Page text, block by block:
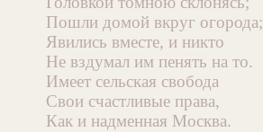
Пошли домой вкруг огорода;
Явились вместе, и никто
Не вздумал им пенять на то.
Имеет сельская свобода
Свои счастливые права,
Как и надменная Москва.